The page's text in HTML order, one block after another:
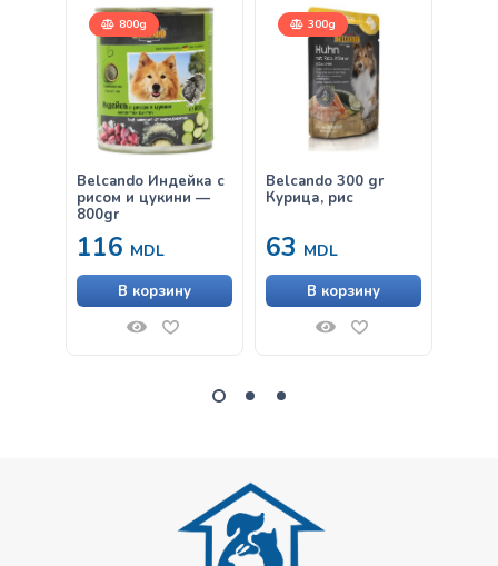
800g
Belcando Индейка с
рисом и цукини —
800gr
116 MDL
В корзину
300g
Belcando 300 gr
Курица, рис
63 MDL
В корзину